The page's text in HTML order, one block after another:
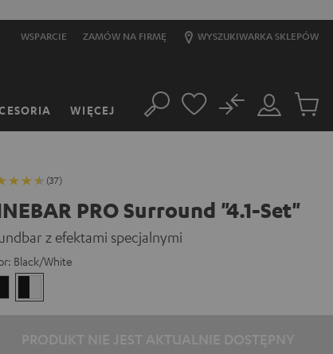
WSPARCIE ZAMÓW NA FIRMĘ WYSZUKIWARKA SKLEPÓW
WIĘCEJ Szukaj
Moje
konto
No
(37)
PRO Surround "4.1-Set"
z efektami specjalnymi
Black/White